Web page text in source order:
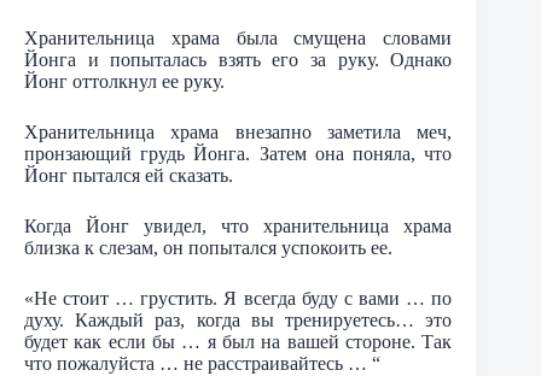
Хранительница храма была смущена словами
Йонга и попыталась взять его за руку. Однако
Йонг оттолкнул ее руку.
Хранительница храма внезапно заметила меч,
пронзающий грудь Йонга. Затем она поняла, что
Йонг пытался ей сказать.
Когда Йонг увидел, что хранительница храма
близка к слезам, он попытался успокоить ее.
«Не стоит … грустить. Я всегда буду с вами … по
духу. Каждый раз, когда вы тренируетесь… это
будет как если бы … я был на вашей стороне. Так
что пожалуйста … не расстраивайтесь … “